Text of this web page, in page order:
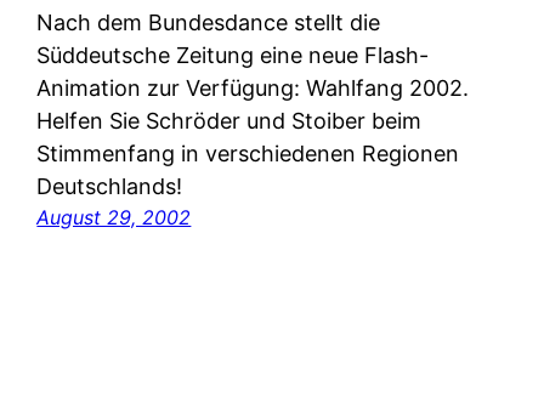
Nach dem Bundesdance stellt die
Süddeutsche Zeitung eine neue Flash-
Animation zur Verfügung: Wahlfang 2002.
Helfen Sie Schröder und Stoiber beim
Stimmenfang in verschiedenen Regionen
Deutschlands!
August 29, 2002